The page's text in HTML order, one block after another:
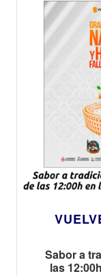
Sabor a
las